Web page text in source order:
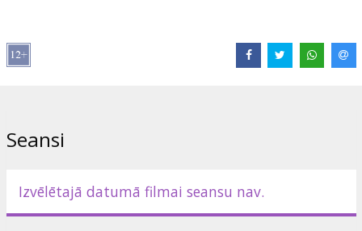
Izplatītājs: United International Pictures /Forum Cinemas/
Seansi
Izvēlētajā datumā filmai seansu nav.